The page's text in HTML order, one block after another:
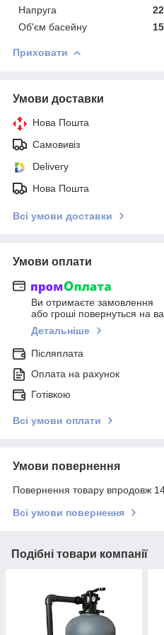
Напруга
Об'єм басейну
Приховати
Умови доставки
Нова Пошта
Самовивіз
Delivery
Нова Пошта
Всі умови доставки
Умови оплати
Ви отримаєте замовлення
або гроші повернуться на
Детальніше
Післяплата
Оплата на рахунок
Готівкою
Всі умови оплати
Умови повернення
Повернення товару впродовж
Всі умови повернення
Подібні товари компанії